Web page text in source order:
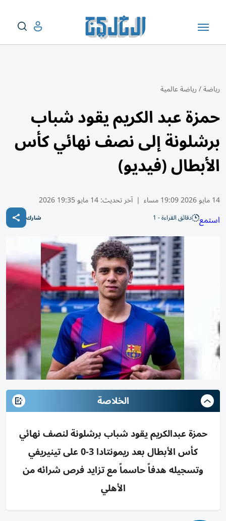
رياضة/رياضة عالمية
حمزة عبد الكريم يقود شباب
برشلونة إلى نصف نهائي كأس
الأبطال (فيديو)
14 مايو 2026 19:09 مساء | آخر تحديث:14 مايو 19:35 2026
استمع دقائق القراءة - 1 شارك
الخلاصة
حمزة عبدالكريم يقود شباب برشلونة لنصف نهائي
كأس الأبطال بعد ريمونتادا 3-0 على تينيريفي
وتسجيله هدفاً حاسماً مع تزايد فرص شرائه من
الأهلي